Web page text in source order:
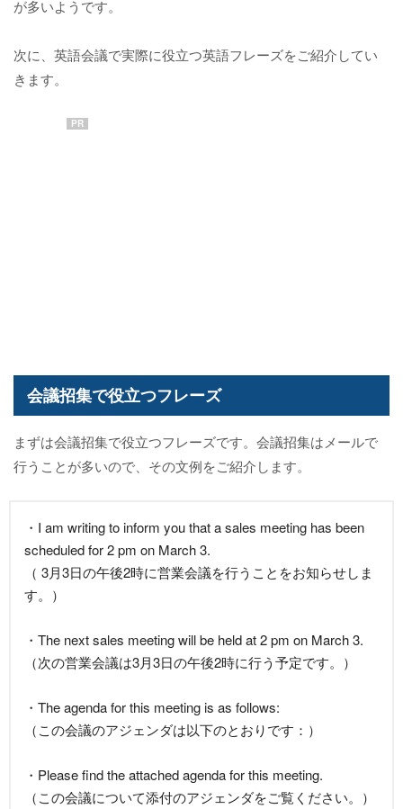
が多いようです。
次に、英語会議で実際に役立つ英語フレーズをご紹介してい
きます。
PR
会議招集で役立つフレーズ
まずは会議招集で役立つフレーズです。会議招集はメールで
行うことが多いので、その文例をご紹介します。
・I am writing to inform you that a sales meeting has been
scheduled for 2 pm on March 3.
（ 3月3日の午後2時に営業会議を行うことをお知らせしま
す。）
・The next sales meeting will be held at 2 pm on March 3.
（次の営業会議は3月3日の午後2時に行う予定です。）
・The agenda for this meeting is as follows:
（この会議のアジェンダは以下のとおりです：）
・Please find the attached agenda for this meeting.
（この会議について添付のアジェンダをご覧ください。）